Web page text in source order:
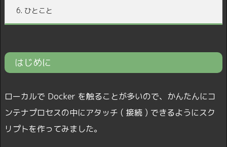
6. ひとこと
はじめに
ローカルで Docker を触ることが多いので、かんたんにコ
ンテナプロセスの中にアタッチ ( 接続 ) できるようにスク
リプトを作ってみました。